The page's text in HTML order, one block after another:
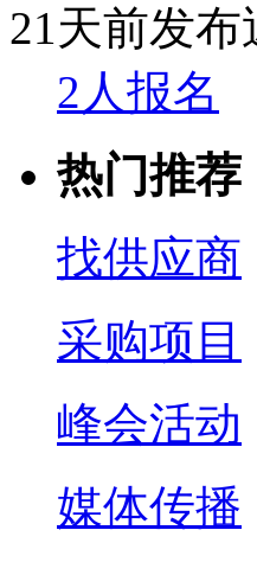
21天前发布
2人报名
热门推荐
找供应商
采购项目
峰会活动
媒体传播